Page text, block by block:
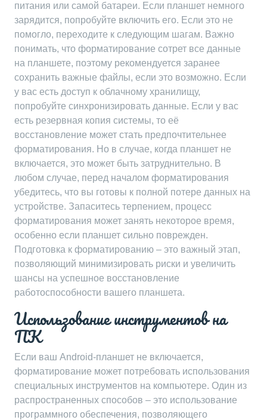
питания или самой батареи. Если планшет немного
зарядится, попробуйте включить его. Если это не
помогло, переходите к следующим шагам. Важно
понимать, что форматирование сотрет все данные
на планшете, поэтому рекомендуется заранее
сохранить важные файлы, если это возможно. Если
у вас есть доступ к облачному хранилищу,
попробуйте синхронизировать данные. Если у вас
есть резервная копия системы, то её
восстановление может стать предпочтительнее
форматирования. Но в случае, когда планшет не
включается, это может быть затруднительно. В
любом случае, перед началом форматирования
убедитесь, что вы готовы к полной потере данных на
устройстве. Запаситесь терпением, процесс
форматирования может занять некоторое время,
особенно если планшет сильно поврежден.
Подготовка к форматированию – это важный этап,
позволяющий минимизировать риски и увеличить
шансы на успешное восстановление
работоспособности вашего планшета.
Использование инструментов на
ПК
Если ваш Android-планшет не включается,
форматирование может потребовать использования
специальных инструментов на компьютере. Один из
распространенных способов – это использование
программного обеспечения, позволяющего